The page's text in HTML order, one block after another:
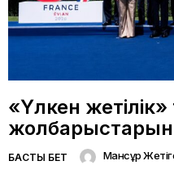
«Үлкен жетілік»
БАСТЫ БЕТ Мансұр